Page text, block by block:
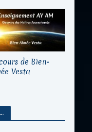
de Bien-
Vesta